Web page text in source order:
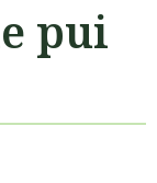
pui